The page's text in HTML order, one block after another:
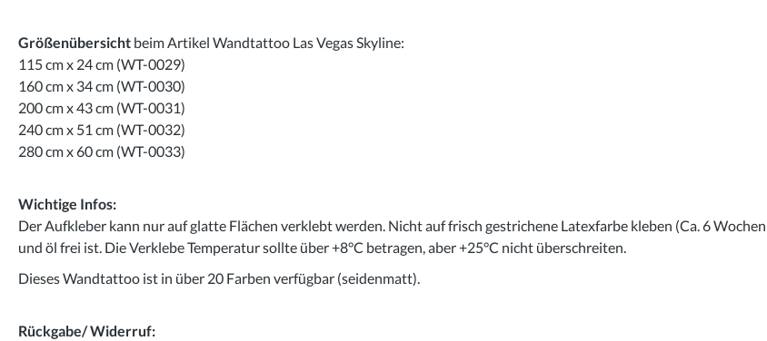
Größenübersicht beim Artikel Wandtattoo Las Vegas Skyline:
115 cm x 24 cm (WT-0029)
160 cm x 34 cm (WT-0030)
200 cm x 43 cm (WT-0031)
240 cm x 51 cm (WT-0032)
280 cm x 60 cm (WT-0033)
Wichtige Infos:
Der Aufkleber kann nur auf glatte Flächen verklebt werden. Nicht auf frisch gestrichene Latexfarbe kleben (Ca. 6
und öl frei ist. Die Verklebe Temperatur sollte über +8°C betragen, aber +25°C nicht überschreiten.
Dieses Wandtattoo ist in über 20 Farben verfügbar (seidenmatt).
Rückgabe/ Widerruf: